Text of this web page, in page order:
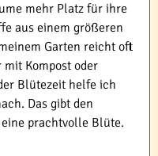
mehr Platz für ihre
aus einem größeren
Garten reicht oft
Kompost oder
Blütezeit helfe ich
Das gibt den
prachtvolle Blüte.